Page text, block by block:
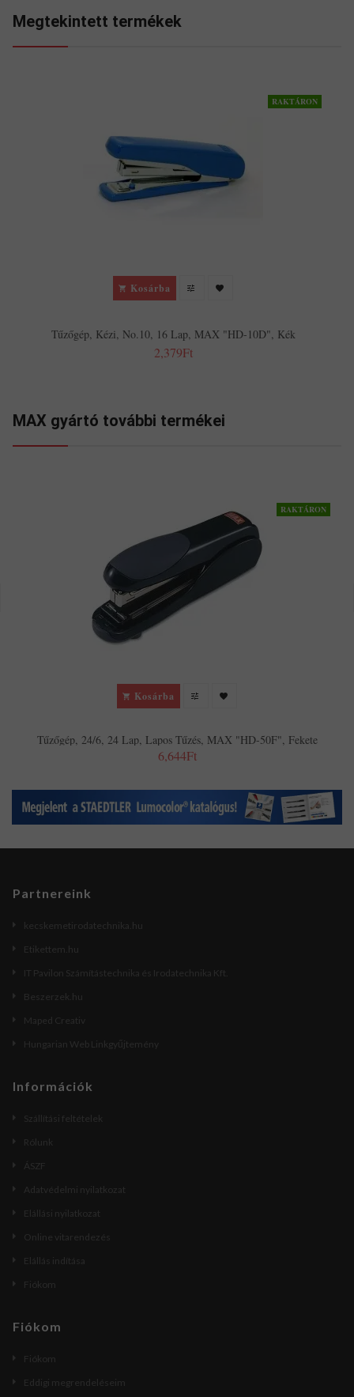
Megtekintett termékek
RAKTÁRON
Kosárba
Tűzőgép, Kézi, No.10, 16 Lap, MAX "HD-10D", Kék
2,379Ft
MAX gyártó további termékei
RAKTÁRON
Kosárba
Tűzőgép, 24/6, 24 Lap, Lapos Tűzés, MAX "HD-50F", Fekete
6,644Ft
Partnereink
kecskemetirodatechnika.hu
Etikettem.hu
IT Pavilon Számítástechnika és Irodatechnika Kft.
Beszerzek.hu
Maped Creativ
Hungarian Web Linkgyűjtemény
Információk
Szállítási feltételek
Rólunk
ÁSZF
Adatvédelmi nyilatkozat
Elállási nyilatkozat
Online vitarendezés
Elállás indítása
Fiókom
Fiókom
Fiókom
Eddigi megrendeléseim